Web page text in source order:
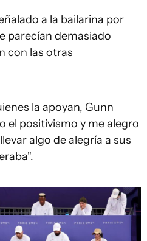
a la bailarina por
parecían demasiado
con las otras
la apoyan, Gunn
el positivismo y me alegro
algo de alegría a sus